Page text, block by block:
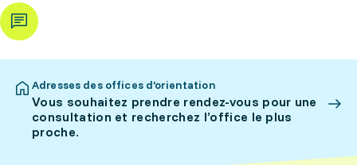
Adresses des offices d’orientation
Vous souhaitez prendre rendez-vous pour une
consultation et recherchez l’office le plus
proche.